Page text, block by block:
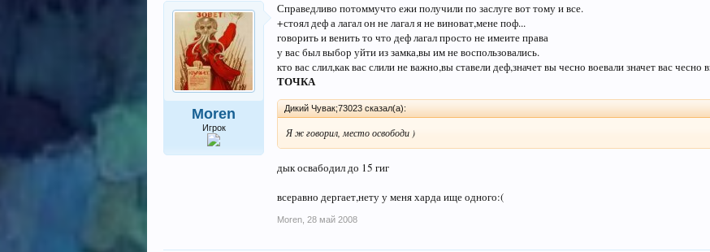
Moren
Игрок
Справедливо потоммучто ежи получили по заслуге вот тому и все.
+стоял деф а лагал он не лагал я не виноват,мене поф...
говорить и венить то что деф лагал просто не имеите права
у вас был выбор уйти из замка,вы им не воспользовались.
кто вас слил,как вас слили не важно,вы ставели деф,значет вы чесно воевали значет вас
ТОЧКА
Дикий Чувак;73023 сказал(а):
Я ж говорил, место освободи )
дык освабодил до 15 гиг
всеравно дергает,нету у меня харда ище одного:(
Moren 28 май 2008